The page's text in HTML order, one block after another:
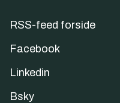
RSS-feed forside
Facebook
Linkedin
Bsky